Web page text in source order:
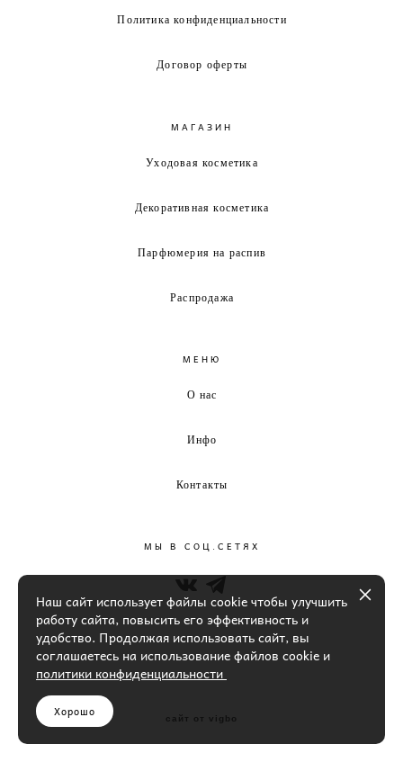
Политика конфиденциальности
Договор оферты
МАГАЗИН
Уходовая косметика
Декоративная косметика
Парфюмерия на распив
Распродажа
МЕНЮ
О нас
Инфо
Контакты
МЫ В СОЦ.СЕТЯХ
сайт от vigbo
Наш сайт использует файлы cookie чтобы улучшить
работу сайта, повысить его эффективность и
удобство. Продолжая использовать сайт, вы
соглашаетесь на использование файлов cookie и
политики конфиденциальности
Хорошо